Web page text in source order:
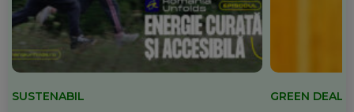
SUSTENABIL GREEN DEAL